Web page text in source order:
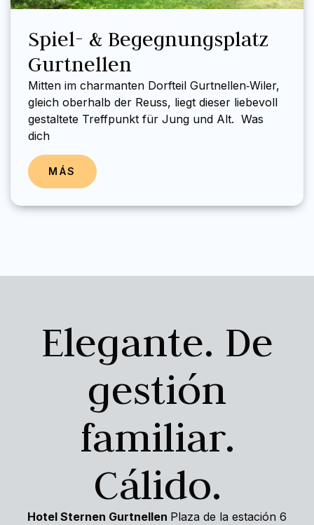
Spiel- & Begegnungsplatz
Gurtnellen
Mitten im charmanten Dorfteil Gurtnellen‑Wiler,
gleich oberhalb der Reuss, liegt dieser liebevoll
gestaltete Treffpunkt für Jung und Alt. Was
dich
MÁS
Elegante. De
gestión
familiar.
Cálido.
Hotel Sternen Gurtnellen Plaza de la estación 6